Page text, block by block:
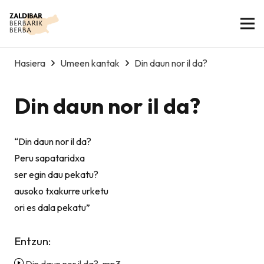
Hasiera Umeen kantak Din daun nor il da?
Din daun nor il da?
“Din daun nor il da?
Peru sapataridxa
ser egin dau pekatu?
ausoko txakurre urketu
ori es dala pekatu”
Entzun: